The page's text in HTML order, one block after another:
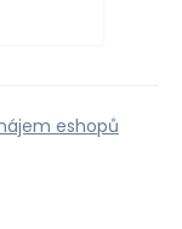
eshopů